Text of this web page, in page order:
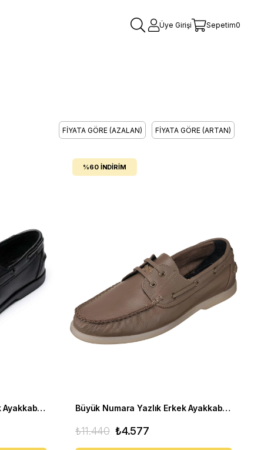
Üye Girişi Sepetim0
FIYATA GÖRE (ARTAN)
FIYATA GÖRE (AZALAN)
Büyük Numara Yazlık Erkek Ayakkabı - Utkan001 Siyah Deri Büyük Numara Yazlık Erkek Ayakkabısı Utkan001 Vizon
₺4.577
₺11.440
%60 İNDIRIM